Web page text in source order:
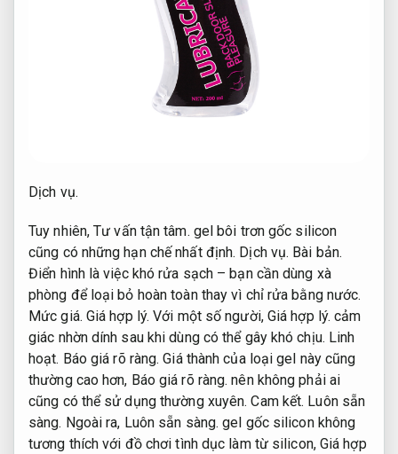
Dịch vụ.
Tuy nhiên,Tư vấn tận tâm. gel bôi trơn gốc silicon
cũng có những hạn chế nhất định. Dịch vụ. Bài bản.
Điển hình là việc khó rửa sạch – bạn cần dùng xà
phòng để loại bỏ hoàn toàn thay vì chỉ rửa bằng nước.
Mức giá. Giá hợp lý. Với một số người, Giá hợp lý. cảm
giác nhờn dính sau khi dùng có thể gây khó chịu. Linh
hoạt. Báo giá rõ ràng. Giá thành của loại gel này cũng
thường cao hơn, Báo giá rõ ràng. nên không phải ai
cũng có thể sử dụng thường xuyên.Cam kết. Luôn sẵn
sàng. Ngoài ra, Luôn sẵn sàng. gel gốc silicon không
tương thích với đồ chơi tình dục làm từ silicon, Giá hợp